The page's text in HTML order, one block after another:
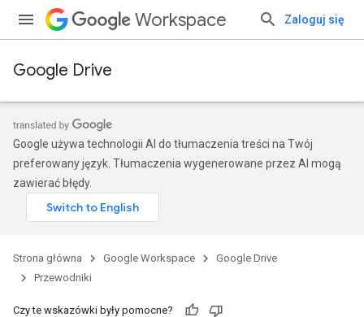
Workspace Zaloguj się
Google Drive
Google używa technologii AI do tłumaczenia treści na Twój
preferowany język. Tłumaczenia wygenerowane przez AI mogą
zawierać błędy.
Strona główna Google Workspace
Google Drive
Przewodniki
Czy te wskazówki były pomocne?